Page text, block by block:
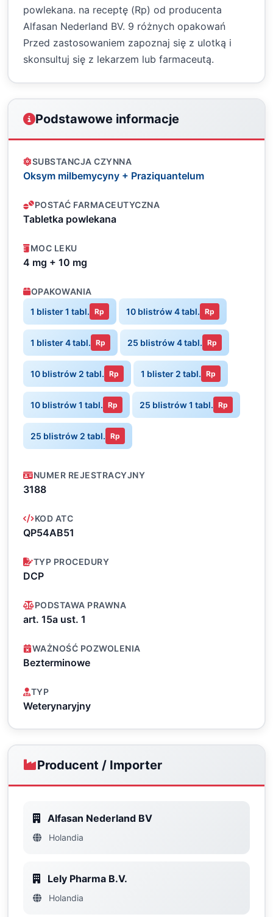
powlekana. na receptę (Rp) od producenta
Alfasan Nederland BV. 9 różnych opakowań
Przed zastosowaniem zapoznaj się z ulotką i
skonsultuj się z lekarzem lub farmaceutą.
Podstawowe informacje
SUBSTANCJA CZYNNA
Oksym milbemycyny + Praziquantelum
POSTAĆ FARMACEUTYCZNA
Tabletka powlekana
MOC LEKU
4 mg + 10 mg
OPAKOWANIA
1 blister 1 tabl. Rp 10 blistrów 4 tabl. Rp
1 blister 4 tabl. Rp 25 blistrów 4 tabl. Rp
10 blistrów 2 tabl. Rp 1 blister 2 tabl. Rp
10 blistrów 1 tabl. Rp 25 blistrów 1 tabl. Rp
25 blistrów 2 tabl. Rp
NUMER REJESTRACYJNY
3188
KOD ATC
QP54AB51
TYP PROCEDURY
DCP
PODSTAWA PRAWNA
art. 15a ust. 1
WAŻNOŚĆ POZWOLENIA
Bezterminowe
TYP
Weterynaryjny
Producent / Importer
Alfasan Nederland BV
Holandia
Lely Pharma B.V.
Holandia